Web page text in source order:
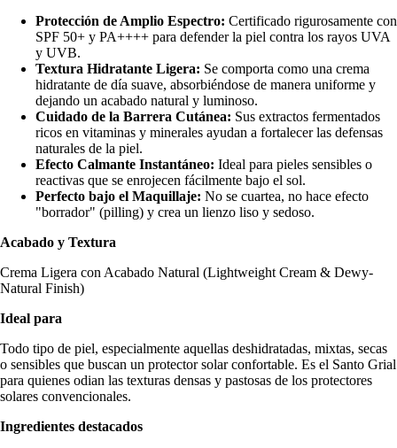
Rhode
Rare
Protección de Amplio Espectro: Certificado rigurosamente con
SPF 50+ y PA++++ para defender la piel contra los rayos UVA
y UVB.
Textura Hidratante Ligera: Se comporta como una crema
hidratante de día suave, absorbiéndose de manera uniforme y
dejando un acabado natural y luminoso.
Cuidado de la Barrera Cutánea: Sus extractos fermentados
ricos en vitaminas y minerales ayudan a fortalecer las defensas
naturales de la piel.
Efecto Calmante Instantáneo: Ideal para pieles sensibles o
reactivas que se enrojecen fácilmente bajo el sol.
Perfecto bajo el Maquillaje: No se cuartea, no hace efecto
"borrador" (pilling) y crea un lienzo liso y sedoso.
Acabado y Textura
Crema Ligera con Acabado Natural (Lightweight Cream & Dewy-
Natural Finish)
Ideal para
Todo tipo de piel, especialmente aquellas deshidratadas, mixtas, secas
o sensibles que buscan un protector solar confortable. Es el Santo Grial
para quienes odian las texturas densas y pastosas de los protectores
solares convencionales.
Ingredientes destacados